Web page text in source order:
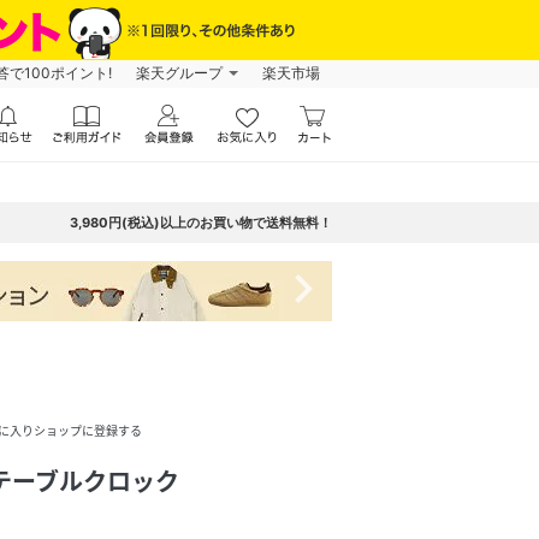
で100ポイント! 楽天グループ 楽天市場
3,980円(税込)以上のお買い物で送料無料！
navigate_next
入りショップに登録する
ーブルクロック